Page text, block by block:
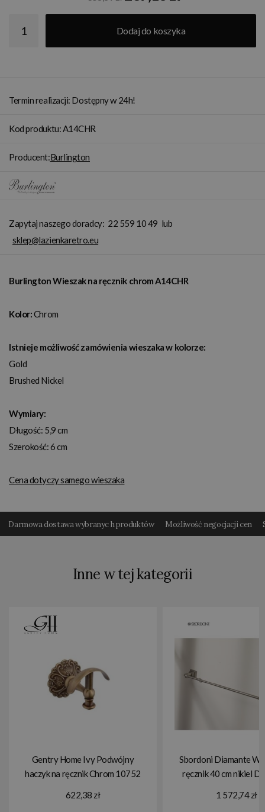
Dodaj do koszyka
Termin realizacji: Dostępny w 24h!
Kod produktu: A14CHR
Producent:Burlington
Zapytaj naszego doradcy: 22 559 10 49 lub
sklep@lazienkaretro.eu
Burlington Wieszak na ręcznik chrom A14CHR
Kolor:Chrom
Istnieje możliwość zamówienia wieszaka w kolorze:
Gold
Brushed Nickel
Wymiary:
Długość: 5,9 cm
Szerokość: 6 cm
Cena dotyczy samego wieszaka
Darmowa dostawa wybranyc h produktów Możliwość negocjacji cen
Inne w tej kategorii
Gentry Home Ivy Podwójny
haczyk na ręcznik Chrom 10752
622,38 zł
Sbordoni Diamante
ręcznik 40 cm nikiel
1 572,74 zł